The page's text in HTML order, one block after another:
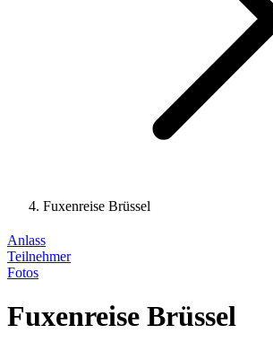
Fuxenreise Brüssel
Anlass
Teilnehmer
Fotos
Fuxenreise Brüssel